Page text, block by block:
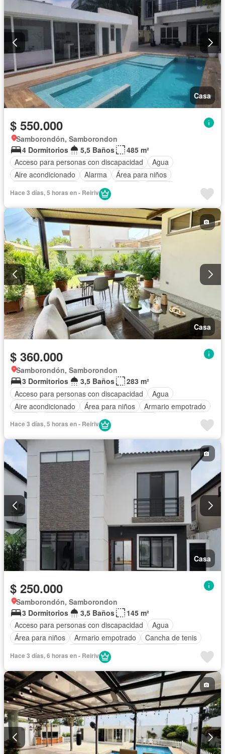
Cancha de tenis
Parcialmente amoblado
Casa
$ 550.000
Samborondón, Samborondon
4 Dormitorios
5,5 Baños
485 m²
Acceso para personas con discapacidad
Agua
Aire acondicionado
Alarma
Área para niños
Balcón
Cocina integral
Electricidad
Estacionamiento
Gimnasio
Garita de guardianía
Jardín Patio Piscina
Sauna
Seguridad
Terraza
Vista panorámica
Parcialmente amoblado
Hace 3 días, 5 horas en - Reiriv
Casa
$ 360.000
Samborondón, Samborondon
3 Dormitorios
3,5 Baños
283 m²
Acceso para personas con discapacidad
Agua
Aire acondicionado
Área para niños
Armario empotrado
Cocina integral
Cuarto de servicio
Gimnasio
Garita de guardianía
Piscina
Seguridad
Terraza
Hace 3 días, 5 horas en - Reiriv
Casa
$ 250.000
Samborondón, Samborondon
3 Dormitorios
3,5 Baños
145 m²
Acceso para personas con discapacidad
Agua
Área para niños
Armario empotrado
Cancha de tenis
Cuarto de servicio
Gas natural
Garita de guardianía
Jardín Patio Piscina
Seguridad
Vista panorámica
Hace 3 días, 6 horas en - Reiriv